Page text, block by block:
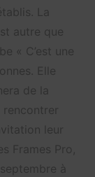
La
autre que
« C’est une
Elle
de la
leur
Frames Pro,
à